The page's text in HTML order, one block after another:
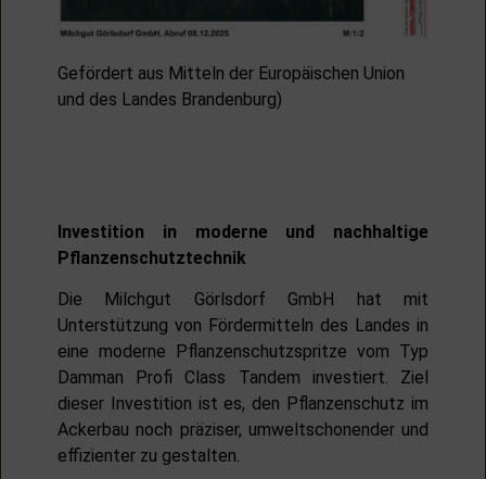
Gefördert aus Mitteln der Europäischen Union
und des Landes Brandenburg)
Investition in moderne und nachhaltige
Pflanzenschutztechnik
Die Milchgut Görlsdorf GmbH hat mit
Unterstützung von Fördermitteln des Landes in
eine moderne Pflanzenschutzspritze vom Typ
Damman Profi Class Tandem investiert. Ziel
dieser Investition ist es, den Pflanzenschutz im
Ackerbau noch präziser, umweltschonender und
effizienter zu gestalten.